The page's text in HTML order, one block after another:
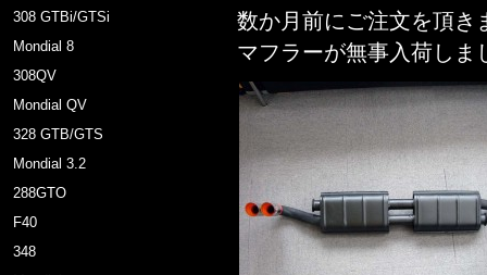
308 GTBi/GTSi
Mondial 8
308QV
Mondial QV
328 GTB/GTS
Mondial 3.2
288GTO
F40
348
数か月前にご注文を頂き
マフラーが無事入荷しま